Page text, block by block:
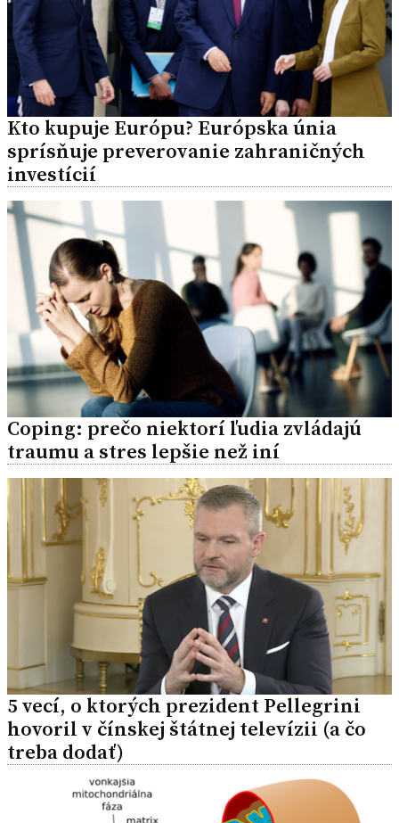
Kto kupuje Európu? Európska únia
sprísňuje preverovanie zahraničných
investícií
Coping: prečo niektorí ľudia zvládajú
traumu a stres lepšie než iní
5 vecí, o ktorých prezident Pellegrini
hovoril v čínskej štátnej televízii (a čo
treba dodať)